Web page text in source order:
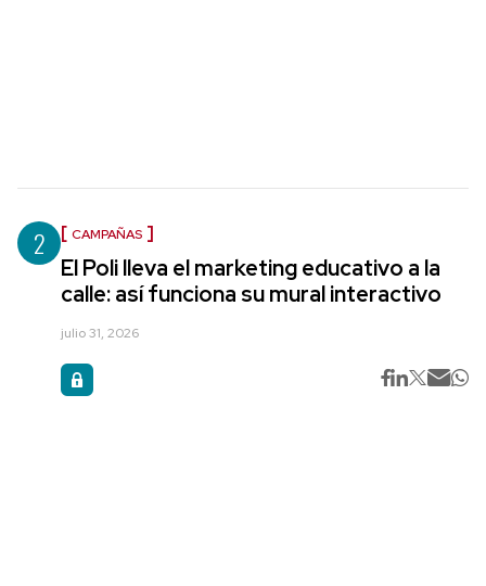
2 CAMPAÑAS
El Poli lleva el marketing educativo a la
calle: así funciona su mural interactivo
julio 31, 2026